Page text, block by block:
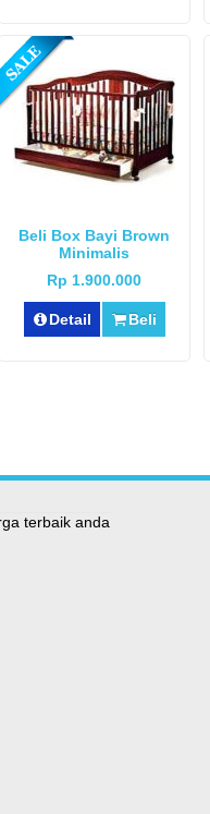
Beli Box Bayi Brown
Minimalis
Rp 1.900.000
Detail Beli